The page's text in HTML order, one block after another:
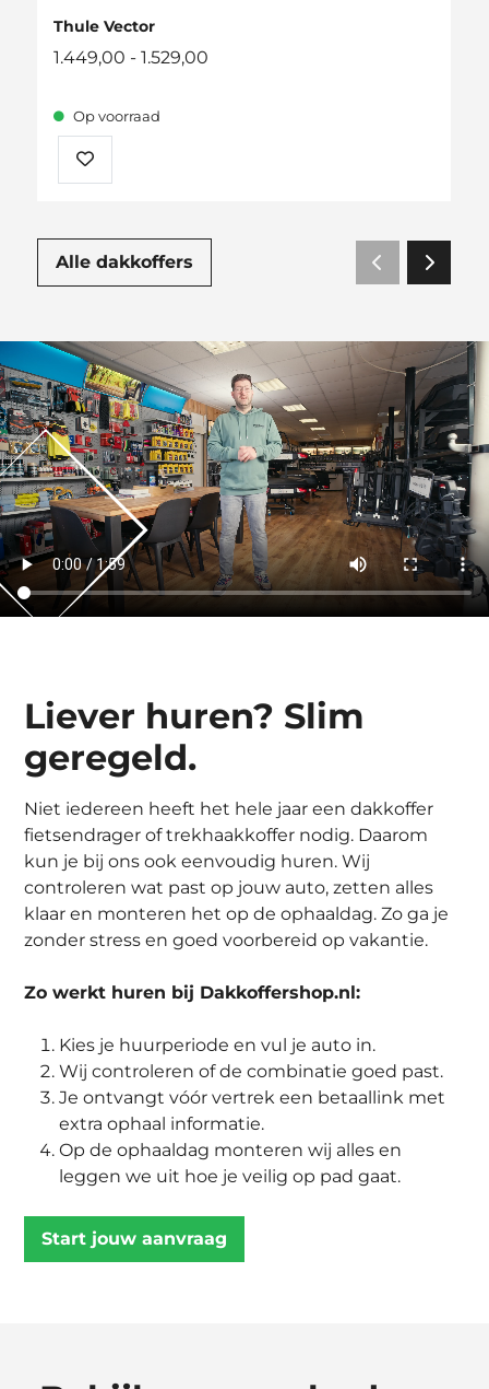
Thule Vector
1.449,00 - 1.529,00
Op voorraad
Alle dakkoffers
Liever huren? Slim
geregeld.
Niet iedereen heeft het hele jaar een dakkoffer
fietsendrager of trekhaakkoffer nodig. Daarom
kun je bij ons ook eenvoudig huren. Wij
controleren wat past op jouw auto, zetten alles
klaar en monteren het op de ophaaldag. Zo ga je
zonder stress en goed voorbereid op vakantie.
Zo werkt huren bij Dakkoffershop.nl:
Kies je huurperiode en vul je auto in.
Wij controleren of de combinatie goed past.
Je ontvangt vóór vertrek een betaallink met
extra ophaal informatie.
Op de ophaaldag monteren wij alles en
leggen we uit hoe je veilig op pad gaat.
Start jouw aanvraag